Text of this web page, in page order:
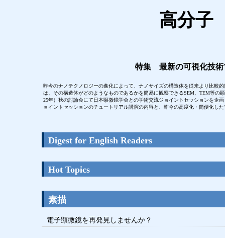
高分
特集 最新の可視化技術
昨今のナノテクノロジーの進化によって、ナノサイズの構造体を従来より比較
は、その構造体がどのようなものであるかを簡易に観察できるSEM、TEM等
25年）秋の討論会にて日本顕微鏡学会との学術交流ジョイントセッションを企
ョイントセッションのチュートリアル講演の内容と、昨今の高度化・簡便化し
Digest for English Readers
Hot Topics
素描
電子顕微鏡を再発見しませんか？